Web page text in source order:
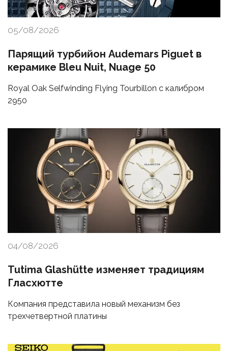
05/08/2026
Парящий турбийон Audemars Piguet в
керамике Bleu Nuit, Nuage 50
Royal Oak Selfwinding Flying Tourbillon с калибром
2950
04/08/2026
Tutima Glashütte изменяет традициям
Гласхютте
Компания представила новый механизм без
трехчетвертной платины